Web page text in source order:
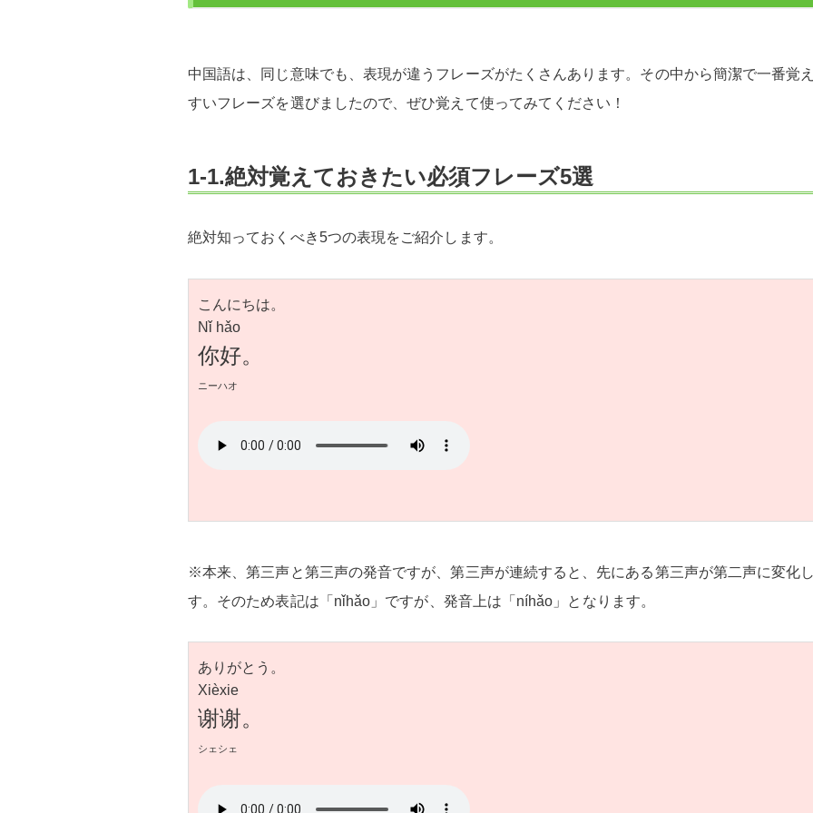
中国語は、同じ意味でも、表現が違うフレーズがたくさんあります。その中から簡潔で一番覚
すいフレーズを選びましたので、ぜひ覚えて使ってみてください！
1-1.絶対覚えておきたい必須フレーズ5選
絶対知っておくべき5つの表現をご紹介します。
こんにちは。
Nǐ hǎo
你好。
ニーハオ
※本来、第三声と第三声の発音ですが、第三声が連続すると、先にある第三声が第二声に変化
す。そのため表記は「nǐhǎo」ですが、発音上は「níhǎo」となります。
ありがとう。
Xièxie
谢谢。
シェシェ